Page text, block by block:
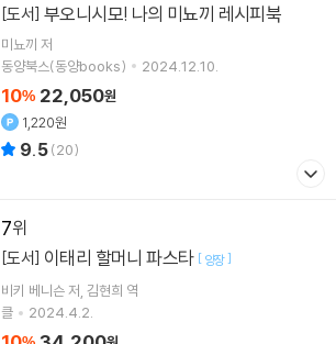
[도서] 부오니시모! 나의 미뇨끼 레시피북
미뇨끼 저
동양북스(동양books)
2024.12.10.
10% 22,050원
1,220원
9.5(20)
7
[도서] 이태리 할머니 파스타 [ 양장]
비키 베니슨저 김현희 역
클
2024.4.2.